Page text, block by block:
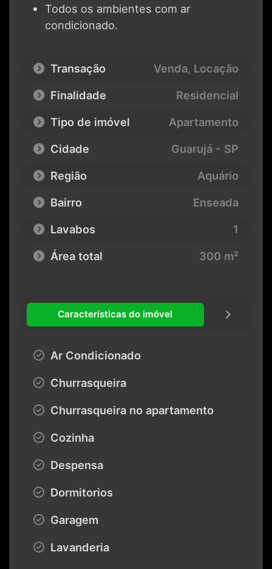
Todos os ambientes com ar
condicionado.
Transação
Venda, Locação
Finalidade
Residencial
Tipo de imóvel
Apartamento
Cidade
Guarujá - SP
Região
Aquário
Bairro
Enseada
Lavabos
1
Área total
300 m²
Características do imóvel
Ar Condicionado
Churrasqueira
Churrasqueira no apartamento
Cozinha
Despensa
Dormitorios
Garagem
Lavanderia